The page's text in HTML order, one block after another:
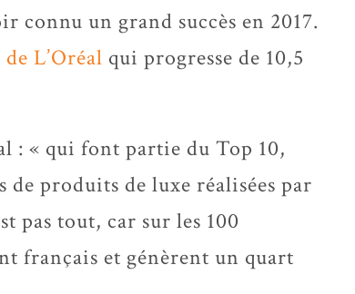
connu un grand succès en 2017.
L’Oréal qui progresse de 10,5
: « qui font partie du Top 10,
de produits de luxe réalisées par
pas tout, car sur les 100
français et génèrent un quart